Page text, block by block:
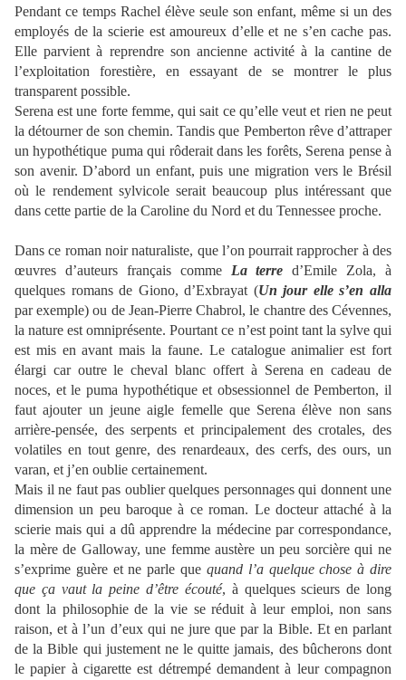
Pendant ce temps Rachel élève seule son enfant, même si un des
employés de la scierie est amoureux d’elle et ne s’en cache pas.
Elle parvient à reprendre son ancienne activité à la cantine de
l’exploitation forestière, en essayant de se montrer le plus
transparent possible.
Serena est une forte femme, qui sait ce qu’elle veut et rien ne peut
la détourner de son chemin. Tandis que Pemberton rêve d’attraper
un hypothétique puma qui rôderait dans les forêts, Serena pense à
son avenir. D’abord un enfant, puis une migration vers le Brésil
où le rendement sylvicole serait beaucoup plus intéressant que
dans cette partie de la Caroline du Nord et du Tennessee proche.
Dans ce roman noir naturaliste, que l’on pourrait rapprocher à des
œuvres d’auteurs français comme La terre d’Emile Zola, à
quelques romans de Giono, d’Exbrayat (Un jour elle s’en alla
par exemple) ou de Jean-Pierre Chabrol, le chantre des Cévennes,
la nature est omniprésente. Pourtant ce n’est point tant la sylve qui
est mis en avant mais la faune. Le catalogue animalier est fort
élargi car outre le cheval blanc offert à Serena en cadeau de
noces, et le puma hypothétique et obsessionnel de Pemberton, il
faut ajouter un jeune aigle femelle que Serena élève non sans
arrière-pensée, des serpents et principalement des crotales, des
volatiles en tout genre, des renardeaux, des cerfs, des ours, un
varan, et j’en oublie certainement.
Mais il ne faut pas oublier quelques personnages qui donnent une
dimension un peu baroque à ce roman. Le docteur attaché à la
scierie mais qui a dû apprendre la médecine par correspondance,
la mère de Galloway, une femme austère un peu sorcière qui ne
s’exprime guère et ne parle que quand l’a quelque chose à dire
que ça vaut la peine d’être écouté, à quelques scieurs de long
dont la philosophie de la vie se réduit à leur emploi, non sans
raison, et à l’un d’eux qui ne jure que par la Bible. Et en parlant
de la Bible qui justement ne le quitte jamais, des bûcherons dont
le papier à cigarette est détrempé demandent à leur compagnon